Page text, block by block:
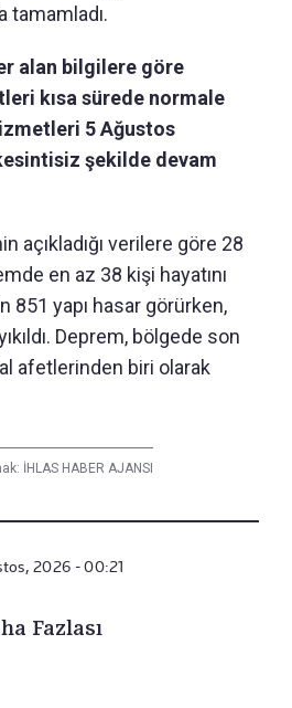
tamamladı.
alan bilgilere göre
kısa sürede normale
5 Ağustos
şekilde devam
açıkladığı verilere göre 28
en az 38 kişi hayatını
851 yapı hasar görürken,
Deprem, bölgede son
afetlerinden biri olarak
İHLAS HABER AJANSI
2026 - 00:21
Fazlası